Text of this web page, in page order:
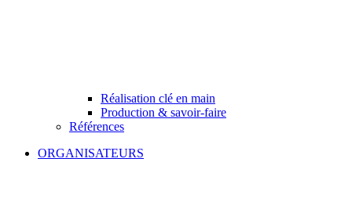
Réalisation clé en main
Production & savoir-faire
Références
ORGANISATEURS